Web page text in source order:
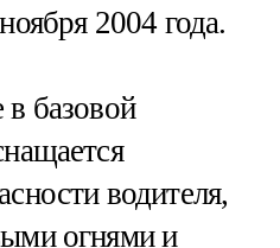
2004 года.
базовой
водителя,
огнями и